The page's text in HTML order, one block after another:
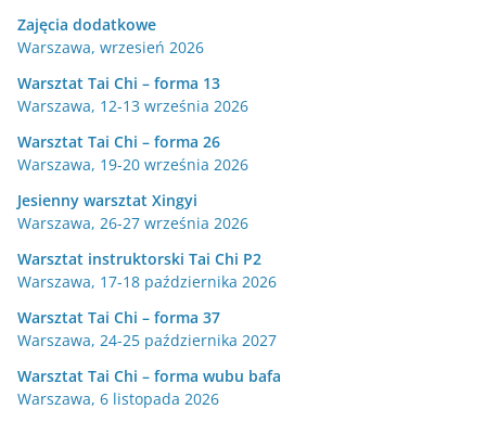
Zajęcia dodatkowe
Warszawa, wrzesień 2026
Warsztat Tai Chi – forma 13
Warszawa, 12-13 września 2026
Warsztat Tai Chi – forma 26
Warszawa, 19-20 września 2026
Jesienny warsztat Xingyi
Warszawa, 26-27 września 2026
Warsztat instruktorski Tai Chi P2
Warszawa, 17-18 października 2026
Warsztat Tai Chi – forma 37
Warszawa, 24-25 października 2027
Warsztat Tai Chi – forma wubu bafa
Warszawa, 6 listopada 2026